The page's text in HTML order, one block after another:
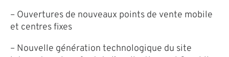
– Ouvertures de nouveaux points de vente mobile
et centres fixes
– Nouvelle génération technologique du site